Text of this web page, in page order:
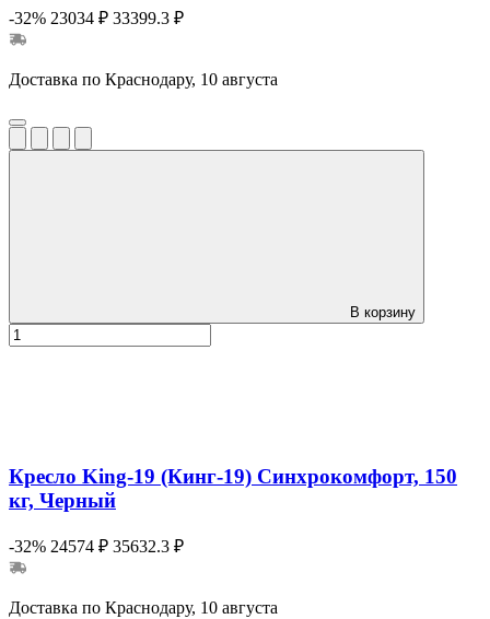
-32% 23034 ₽ 33399.3 ₽
Доставка по Краснодару, 10 августа
В корзину
Кресло King-19 (Кинг-19) Синхрокомфорт, 150
кг, Черный
-32% 24574 ₽ 35632.3 ₽
Доставка по Краснодару, 10 августа